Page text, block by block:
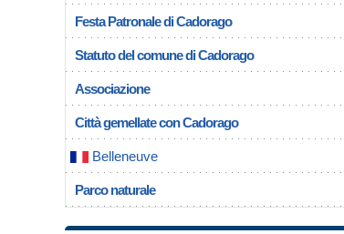
Festa Patronale di Cadorago
Statuto del comune di Cadorago
Associazione
Città gemellate con Cadorago
Belleneuve
Parco naturale